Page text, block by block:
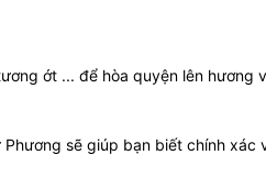
ớt ... để hòa quyện lên hương
sẽ giúp bạn biết chính xác